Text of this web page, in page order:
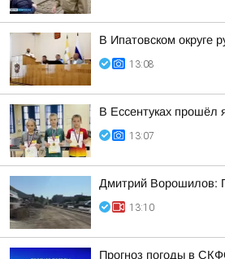
В Ипатовском округе
13:08
В Ессентуках прошёл
13:07
Дмитрий Ворошилов:
13:10
Прогноз погоды в